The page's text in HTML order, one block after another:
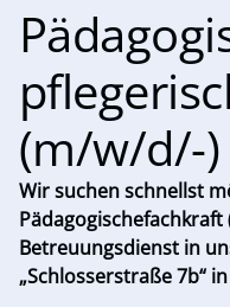
(m/w/d/-)
Wir suchen schnellst
Betreuungsdienst in
„Schlosserstraße 7b“